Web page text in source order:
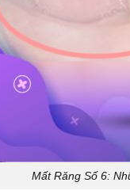
Mất Răng Số 6: